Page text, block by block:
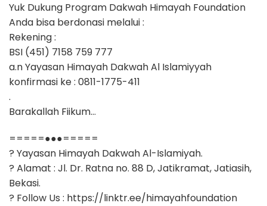
Yuk Dukung Program Dakwah Himayah Foundation
Anda bisa berdonasi melalui :
Rekening :
BSI (451) 7158 759 777
a.n Yayasan Himayah Dakwah Al Islamiyyah
konfirmasi ke : 0811-1775-411
.
Barakallah Fiikum…
=====●●●=====
? Yayasan Himayah Dakwah Al-Islamiyah.
? Alamat : Jl. Dr. Ratna no. 88 D, Jatikramat, Jatiasih,
Bekasi.
? Follow Us : https://linktr.ee/himayahfoundation